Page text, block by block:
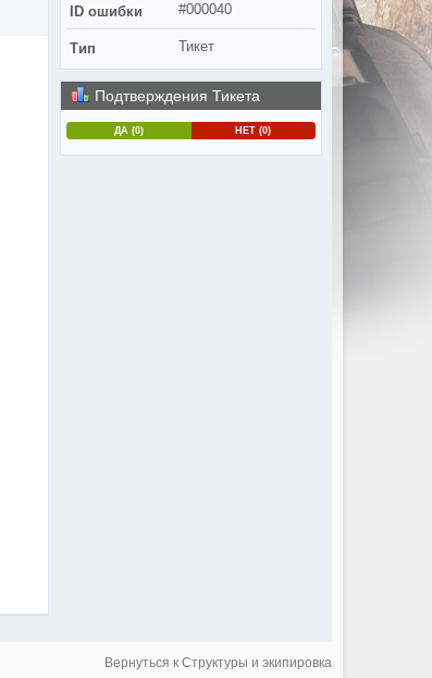
ID ошибки #000040
Тип Тикет
Подтверждения Тикета
ДА (0) НЕТ (0)
Вернуться к Структуры и экипировка